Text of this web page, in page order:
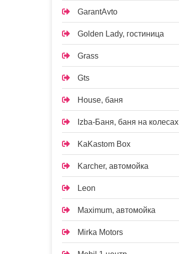
GarantAvto
Golden Lady, гостиница
Grass
Gts
House, баня
Izba-Баня, баня на колесах
KaKastom Box
Karcher, автомойка
Leon
Maximum, автомойка
Mirka Motors